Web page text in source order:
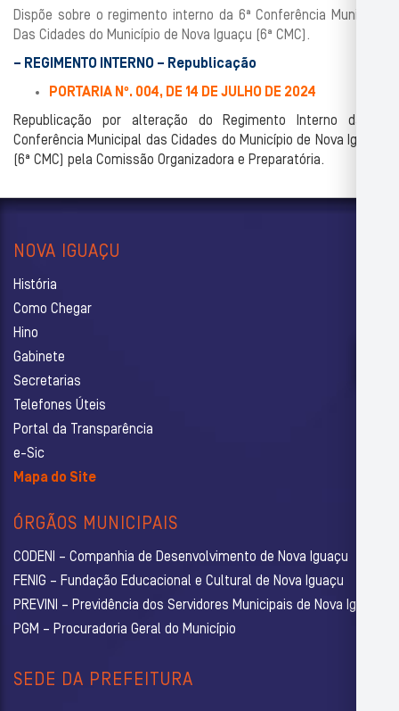
Dispõe sobre o regimento interno da 6ª Conferência Municipal
Das Cidades do Município de Nova Iguaçu (6ª CMC).
– REGIMENTO INTERNO – Republicação
PORTARIA Nº. 004, DE 14 DE JULHO DE 2024
Republicação por alteração do Regimento Interno da 6ª
Conferência Municipal das Cidades do Município de Nova Iguaçu
(6ª CMC) pela Comissão Organizadora e Preparatória.
NOVA IGUAÇU
História
Como Chegar
Hino
Gabinete
Secretarias
Telefones Úteis
Portal da Transparência
e-Sic
Mapa do Site
ÓRGÃOS MUNICIPAIS
CODENI – Companhia de Desenvolvimento de Nova Iguaçu
FENIG – Fundação Educacional e Cultural de Nova Iguaçu
PREVINI – Previdência dos Servidores Municipais de Nova Iguaçu
PGM – Procuradoria Geral do Município
SEDE DA PREFEITURA